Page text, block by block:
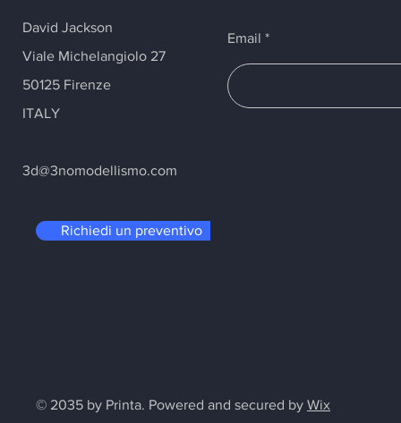
David Jackson
Viale Michelangiolo 27
50125 Firenze
ITALY
3d@3nomodellismo.com
Richiedi un preventivo
Email
© 2035 by Printa. Powered and secured by Wix